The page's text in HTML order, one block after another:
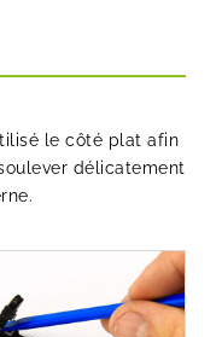
le côté plat afin
délicatement